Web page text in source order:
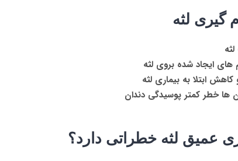
گیری لثه
ایجاد شده بروی لثه
ابتلا به بیماری لثه
ها خطر کمتر پوسیدگی دندان
عمیق لثه خطراتی دارد؟